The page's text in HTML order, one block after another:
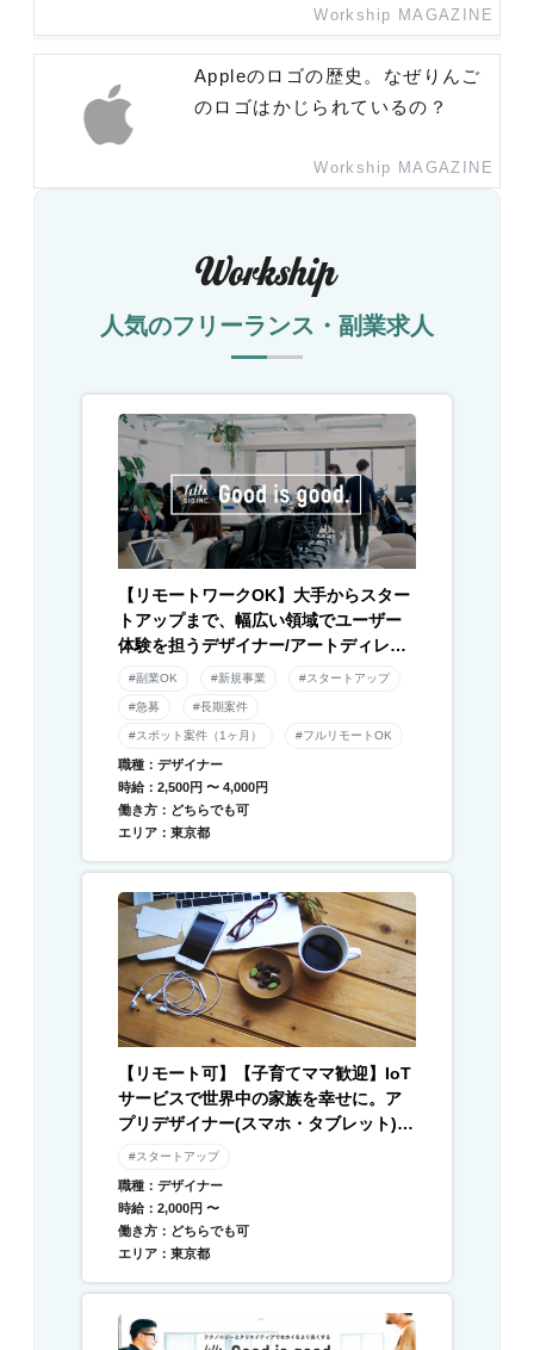
Workship MAGAZINE
Appleのロゴの歴史。なぜりんご
のロゴはかじられているの？
Workship MAGAZINE
人気のフリーランス・副業求人
【リモートワークOK】大手からスター
トアップまで、幅広い領域でユーザー
体験を担うデザイナー/アートディレク
ター募集！
#副業OK #新規事業 #スタートアップ
#急募 #長期案件
#スポット案件（1ヶ月） #フルリモートOK
職種：デザイナー
時給：2,500円 〜 4,000円
働き方：どちらでも可
エリア：東京都
【リモート可】【子育てママ歓迎】IoT
サービスで世界中の家族を幸せに。ア
プリデザイナー(スマホ・タブレット) /
Webデザイナー募集
#スタートアップ
職種：デザイナー
時給：2,000円 〜
働き方：どちらでも可
エリア：東京都